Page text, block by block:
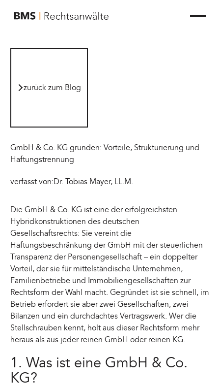
zur Startseite von BMS Rechtsanwälte
zurück zum Blog
GmbH & Co. KG gründen: Vorteile, Strukturierung und
Haftungstrennung
verfasst von:Dr. Tobias Mayer, LL.M.
Die GmbH & Co. KG ist eine der erfolgreichsten
Hybridkonstruktionen des deutschen
Gesellschaftsrechts: Sie vereint die
Haftungsbeschränkung der GmbH mit der steuerlichen
Transparenz der Personengesellschaft – ein doppelter
Vorteil, der sie für mittelständische Unternehmen,
Familienbetriebe und Immobiliengesellschaften zur
Rechtsform der Wahl macht. Gegründet ist sie schnell, im
Betrieb erfordert sie aber zwei Gesellschaften, zwei
Bilanzen und ein durchdachtes Vertragswerk. Wer die
Stellschrauben kennt, holt aus dieser Rechtsform mehr
heraus als aus jeder reinen GmbH oder reinen KG.
1. Was ist eine GmbH & Co.
KG?